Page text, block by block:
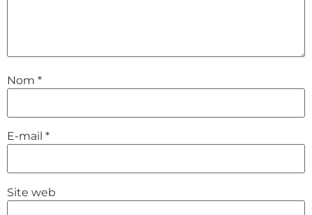
Nom *
E-mail *
Site web